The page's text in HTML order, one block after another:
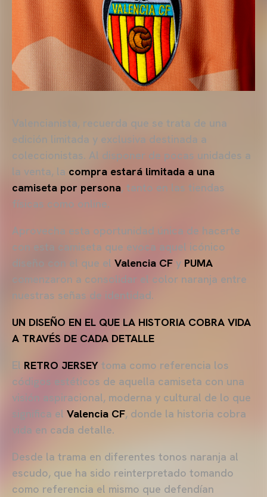
Valencianista, recuerda que se trata de una
edición limitada y exclusiva destinada a
coleccionistas. Al disponer de pocas unidades a
la venta, la compra estará limitada a una
camiseta por persona, tanto en las tiendas
físicas como online.
Aprovecha esta oportunidad única de hacerte
con esta camiseta que evoca aquel icónico
diseño con el que el Valencia CF y PUMA
comenzaron a consolidar el color naranja entre
nuestras señas de identidad.
UN DISEÑO EN EL QUE LA HISTORIA COBRA VIDA
A TRAVÉS DE CADA DETALLE
El RETRO JERSEY toma como referencia los
códigos estéticos de aquella camiseta con una
visión aspiracional, moderna y cultural de lo que
significa el Valencia CF, donde la historia cobra
vida en cada detalle.
Desde la trama en diferentes tonos naranja al
escudo, que ha sido reinterpretado tomando
como referencia el mismo que defendían